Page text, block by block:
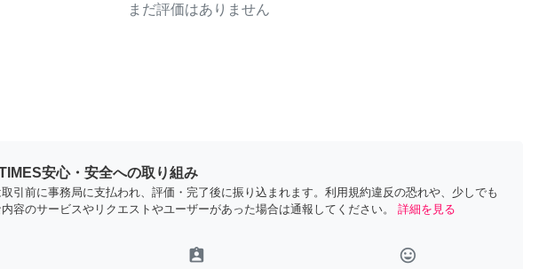
まだ評価はありません
安心・安全への取り組み
引前に事務局に支払われ、評価・完了後に振り込まれます。利用規約違反の恐れや、少しでも
容のサービスやリクエストやユーザーがあった場合は通報してください。
詳細を見る
assignment_ind tag_faces